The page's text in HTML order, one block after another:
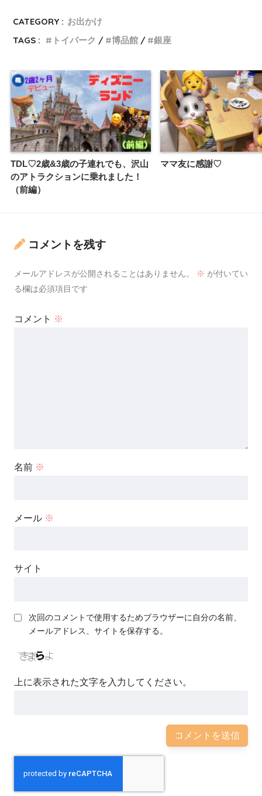
CATEGORY : お出かけ
TAGS :
トイパーク 博品館 銀座
TDL♡2歳&3歳の子連れでも、沢山
のアトラクションに乗れました！
（前編）
ママ友に感謝♡
コメントを残す
メールアドレスが公開されることはありません。 ※ が付いてい
る欄は必須項目です
コメント ※
名前 ※
メール ※
サイト
次回のコメントで使用するためブラウザーに自分の名前、
メールアドレス、サイトを保存する。
上に表示された文字を入力してください。